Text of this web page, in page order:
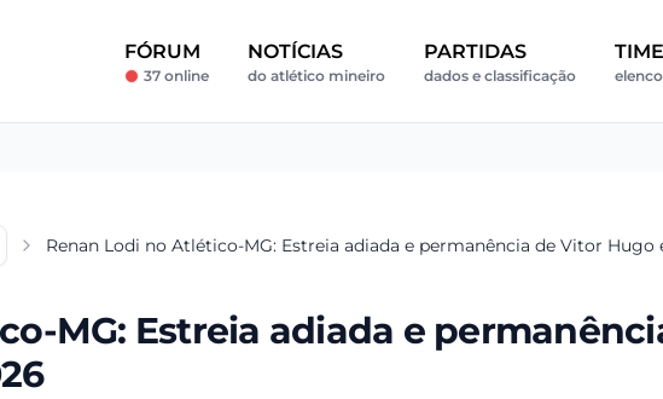
FÓRUM
37 online
NOTÍCIAS
do atlético mineiro
PARTIDAS
dados e classificação
TIME
Renan Lodi no Atlético-MG: Estreia adiada e permanência de Vitor Hugo
MG: Estreia adiada e